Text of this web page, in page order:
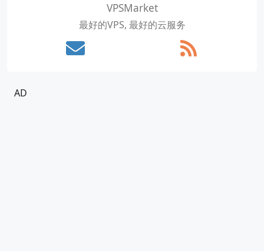
VPSMarket
最好的VPS, 最好的云服务
AD